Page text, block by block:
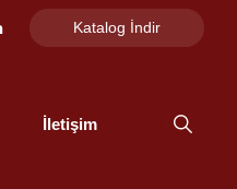
Katalog İndir
İletişim